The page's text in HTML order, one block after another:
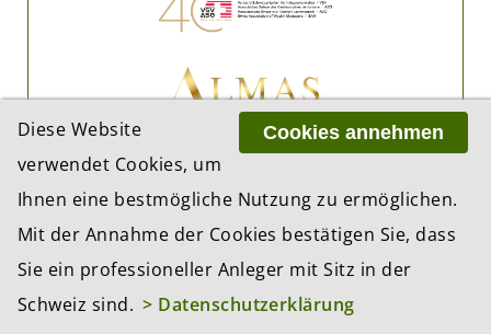
Cookies annehmen
Diese Website
verwendet Cookies, um
Ihnen eine bestmögliche Nutzung zu ermöglichen.
Mit der Annahme der Cookies bestätigen Sie, dass
Sie ein professioneller Anleger mit Sitz in der
Schweiz sind. > Datenschutzerklärung